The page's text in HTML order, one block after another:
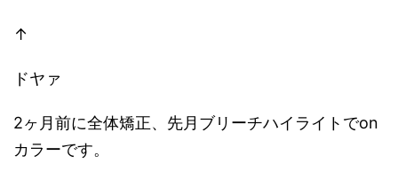
↑
ドヤァ
2ヶ月前に全体矯正、先月ブリーチハイライトでon
カラーです。